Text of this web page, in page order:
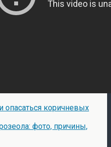
опасаться коричневых
фото, причины,